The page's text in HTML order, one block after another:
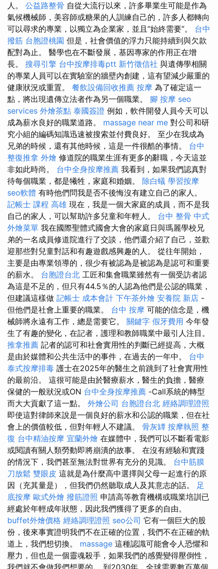
人。 公益路整骨 自從大流行以來，許多畢業生可能是作為
氣候機械師，美容師或糖果的人訓練自己的，許多人都轉向
可以尋求的專業，以獨立為企業家，並且“始終需要”。 台中
撥筋 台胞證桃園 但是，社會價值的浮力只能持續到與欠款
配對為止。 醫學也在不斷發展，基因專家的作用正在增
長。 搜尋引擎 台中按摩排毒ptt 新竹徵信社 與遺傳學相關
的專業人員可以在實驗室的牆壁內創建，這有望減少嚴重的
健康狀況或重置。 餐飲設備回收推薦 按摩 為了確定這一
點，將出現遺傳立法者作為另一個職業。 腳 按摩 seo
services 外燴茶點 泰國簽證 例如，軟件開發人員今天可以
成為薪水良好的職業道路。 massage near me 對公司和研
究小組的編碼知識迅速被搜索並付費良好。 至少在我成為
兄弟的時候，還有其他時候，這是一件很酷的事情。 台中
整復推拿 外燴 修道院的職業生涯有更多的辭職，今天這並
非如此時尚。 台中全身按摩推薦 我看到，如果我們認真對
待每個職業，都是犧牲，家庭和婚姻。 除白蟻 學習按摩
seo軟體 有時他們問我是否不後悔沒有建立自己的家人。
記帳士 課程 高雄 現在，我是一個大家庭的成員，而不是我
自己的家人，可以幫助許多兒童和年輕人。 台中 整骨 中式
外燴菜單 我在國際聖體式國會大會的家庭日與瑪麗學校兄
弟的一名成員修道院進行了交談，他們還介紹了自己，並歡
迎那些對兒童對話和有趣遊戲感興趣的人。 從往年開始，
主要是由專業領導的，很少有被認為是被認為是認可和重要
的薪水。 台胞證台北 工匠和集會職業雖然有一個受訪者認
為這是不足的，但只有44.5％的人認為他們是公認的職業，
但建議這樣做 記帳士 成本會計 下午茶外燴 安養院 新店 -
但他們是社會上重要的職業。 台中 按摩 可能的信念是，機
械師將永遠有工作，總是需要它。 關鍵字 假牙費用 今年發
生了有趣的變化，在記者，護理和教師職業中最引人注目。
推拿推薦 記者的認可和社會實用性的判斷已經提高，大概
是由於媒體和公共生活中的事件，在過去的一年中。 台中
泰式按摩排毒 護士在2025年的醫生之前跳到了社會實用性
的最前沿。 這很可能是由於醫療薪水，醫生的負擔，醫療
保健的一般狀況或ON 台中全身按摩推薦 -Call系統的轉型
而大大貢獻了這一點。 外燴公司 台胞證台北 經絡調理證照
即使這對律師來說是一個良好的薪水和公認的職業，但在社
會上的價值較低，但對年輕人不建議。 骨灰罈 按摩執照 整
復 台中精油按摩 宜蘭外燴 在媒體中，我們可以不斷看電影
或閱讀有關人類勞動即將崩潰的故事。 在沒有經驗和實踐
的情況下，我們甚至無法對世界有充分的見識。 台中筋膜
刀放鬆 雙眼皮 這就是為什麼高中選擇與父母一起進行的原
因（充其量是），但我們仍然聽取成人及其意志的話。 足
底按摩 歐式外燴 撥筋證照 申請高等教育機構或職業培訓已
經處於年輕成年狀態，因此我們獲得了更多的自由。
buffet外燴價格 經絡調理證照 seo公司 它有一個巨大的股
份，後來事實證明我們不在正確的位置，我們不在正確的軌
道上，我們想切換。 massage 這種認識可能會令人恐懼和
壓力，但也是一個靈魂殺手，如果我們的感覺變得壓倒性，
我們就不會做我們想要的。 到2030年，全球需要數百萬個